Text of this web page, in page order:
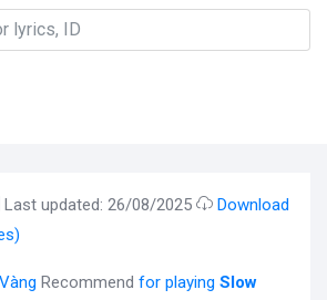
Last updated: 26/08/2025
Download
Recommend for playing Slow